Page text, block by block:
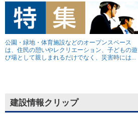
公園・緑地・体育施設などのオープンスペース
は、住民の憩いやレクリエーション、子どもの遊
び場として親しまれるだけでなく、災害時には...
建設情報クリップ